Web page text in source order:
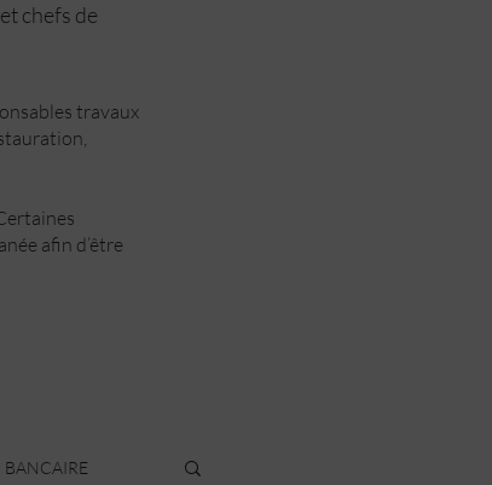
chefs de
travaux
afin d’être
BANCAIRE